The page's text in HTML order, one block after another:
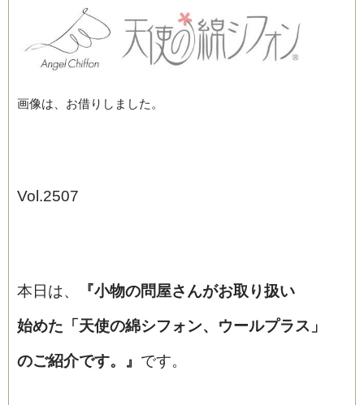
画像は、お借りしました。
Vol.2507
本日は、 『小物の問屋さんがお取り扱い
始めた「天使の綿シフォン、ウールプラス」
のご紹介です。』 です。